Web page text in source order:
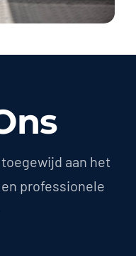
aan het
professionele